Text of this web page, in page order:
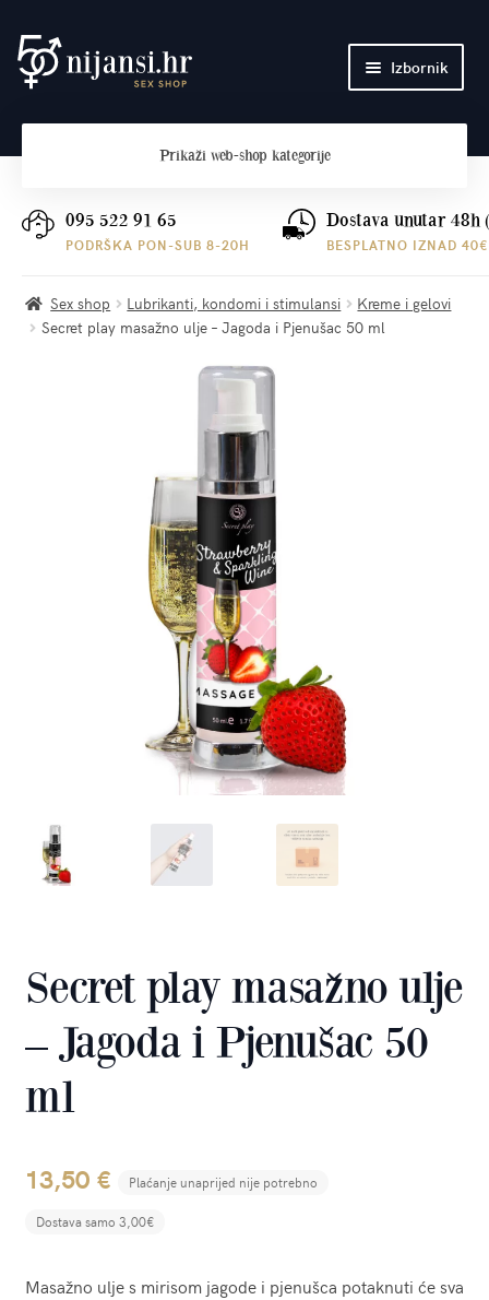
Preskoči
na
Skoči
do
Izbornik
Plaćanje i dostava
Prikaži web-shop kategorije
095 522 91 65
PODRŠKA PON-SUB 8-20H
Dostava unutar 48h
BESPLATNO IZNAD 40€
Sex shop Lubrikanti, kondomi i stimulansi
Kreme i gelovi
Secret play masažno ulje – Jagoda i Pjenušac 50 ml
Secret play masažno ulje
– Jagoda i Pjenušac 50
ml
13,50 € Plaćanje unaprijed nije potrebno
Dostava samo 3,00€
Masažno ulje s mirisom jagode i pjenušca potaknuti će sva